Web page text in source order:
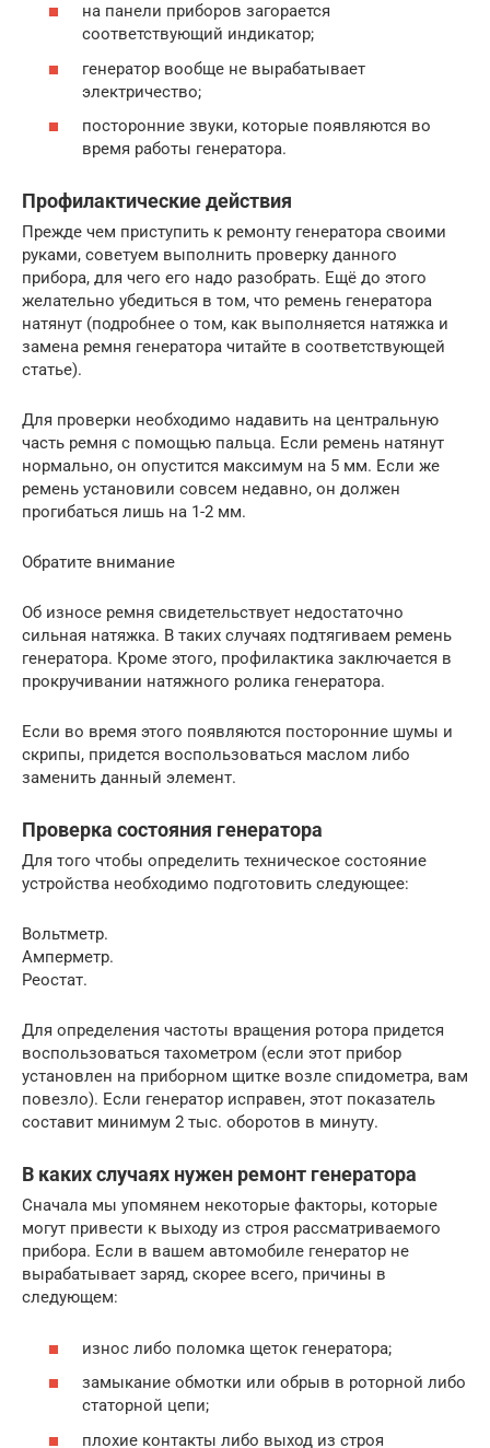
на панели приборов загорается
соответствующий индикатор;
генератор вообще не вырабатывает
электричество;
посторонние звуки, которые появляются во
время работы генератора.
Профилактические действия
Прежде чем приступить к ремонту генератора своими
руками, советуем выполнить проверку данного
прибора, для чего его надо разобрать. Ещё до этого
желательно убедиться в том, что ремень генератора
натянут (подробнее о том, как выполняется натяжка и
замена ремня генератора читайте в соответствующей
статье).
Для проверки необходимо надавить на центральную
часть ремня с помощью пальца. Если ремень натянут
нормально, он опустится максимум на 5 мм. Если же
ремень установили совсем недавно, он должен
прогибаться лишь на 1-2 мм.
Обратите внимание
Об износе ремня свидетельствует недостаточно
сильная натяжка. В таких случаях подтягиваем ремень
генератора. Кроме этого, профилактика заключается в
прокручивании натяжного ролика генератора.
Если во время этого появляются посторонние шумы и
скрипы, придется воспользоваться маслом либо
заменить данный элемент.
Проверка состояния генератора
Для того чтобы определить техническое состояние
устройства необходимо подготовить следующее:
Вольтметр.
Амперметр.
Реостат.
Для определения частоты вращения ротора придется
воспользоваться тахометром (если этот прибор
установлен на приборном щитке возле спидометра, вам
повезло). Если генератор исправен, этот показатель
составит минимум 2 тыс. оборотов в минуту.
В каких случаях нужен ремонт генератора
Сначала мы упомянем некоторые факторы, которые
могут привести к выходу из строя рассматриваемого
прибора. Если в вашем автомобиле генератор не
вырабатывает заряд, скорее всего, причины в
следующем:
износ либо поломка щеток генератора;
замыкание обмотки или обрыв в роторной либо
статорной цепи;
плохие контакты либо выход из строя